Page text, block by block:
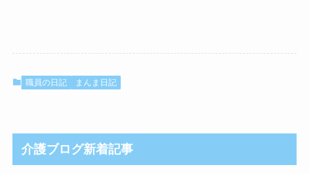
職員の日記 まんま日記
介護ブログ新着記事